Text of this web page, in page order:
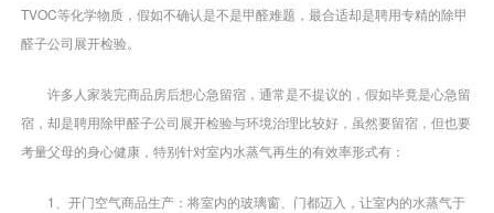
TVOC等化学物质，假如不确认是不是甲醛难题，最合适却是聘用专精的除甲
醛子公司展开检验。
许多人家装完商品房后想心急留宿，通常是不提议的，假如毕竟是心急留
宿，却是聘用除甲醛子公司展开检验与环境治理比较好，虽然要留宿，但也要
考量父母的身心健康，特别针对室内水蒸气再生的有效率形式有：
1、开门空气商品生产：将室内的玻璃窗、门都迈入，让室内的水蒸气于